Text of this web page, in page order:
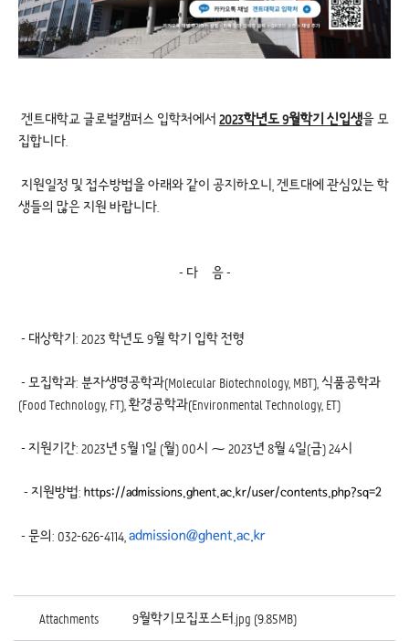
겐트대학교 글로벌캠퍼스 입학처에서 2023학년도 9월학기 신입생을 모
집합니다.
지원일정 및 접수방법을 아래와 같이 공지하오니, 겐트대에 관심있는 학
생들의 많은 지원 바랍니다.
- 다 음 -
- 대상학기: 2023 학년도 9월 학기 입학 전형
- 모집학과: 분자생명공학과(Molecular Biotechnology, MBT), 식품공학과
(Food Technology, FT), 환경공학과(Environmental Technology, ET)
- 지원기간: 2023년 5월 1일 (월) 00시 ⁓ 2023년 8월 4일(금) 24시
- 지원방법: https://admissions.ghent.ac.kr/user/contents.php?sq=2
- 문의: 032-626-4114,admission@ghent.ac.kr
Attachments 9월학기모집포스터.jpg (9.85MB)